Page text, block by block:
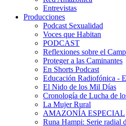
Entrevistas
Producciones
Podcast Sexualidad
Voces que Habitan
PODCAST
Reflexiones sobre el
Proteger a las Caminantes
En Shorts Podcast
Educación Radiofónica -
El Nido de los Mil Días
Cronología de Lucha de
La Mujer Rural
AMAZONÍA ESPECIAL
Runa Hampi: Serie radial